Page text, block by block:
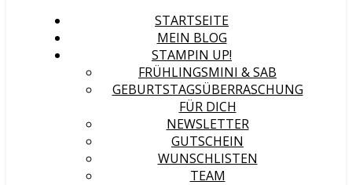
STARTSEITE
MEIN BLOG
STAMPIN UP!
FRÜHLINGSMINI & SAB
GEBURTSTAGSÜBERRASCHUNG
FÜR DICH
NEWSLETTER
GUTSCHEIN
WUNSCHLISTEN
TEAM